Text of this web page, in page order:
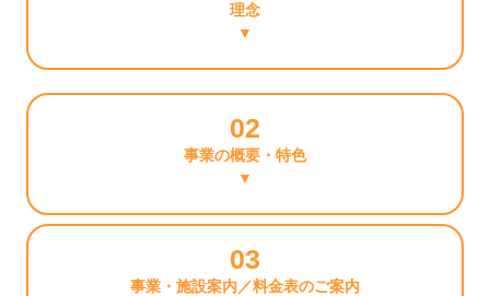
理念
▼
02
事業の概要・特色
▼
03
事業・施設案内／料金表のご案内